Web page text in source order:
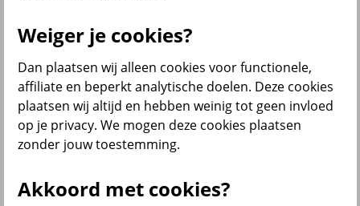
Inkomensverzekeringen
Weiger je cookies?
Dan plaatsen wij alleen cookies voor functionele,
affiliate en beperkt analytische doelen. Deze cookies
plaatsen wij altijd en hebben weinig tot geen invloed
op je privacy. We mogen deze cookies plaatsen
zonder jouw toestemming.
Akkoord met cookies?